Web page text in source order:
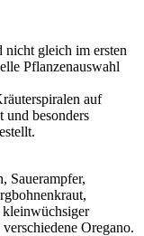
nicht gleich im ersten
Pflanzenauswahl
auf
und besonders
Sauerampfer,
Oregano.